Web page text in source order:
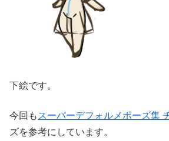
下絵です。
今回も スーパーデフォルメポーズ集
ズを参考にしています。